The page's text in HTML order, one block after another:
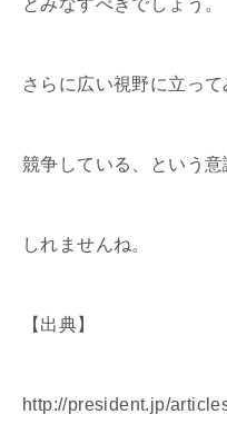
さらに広い視野に立っ
競争している、という
しれませんね。
【出典】
http://president.jp/